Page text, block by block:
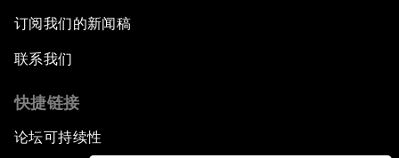
订阅我们的新闻稿
联系我们
快捷链接
论坛可持续性